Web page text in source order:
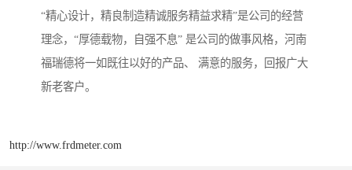
“精心设计，精良制造精诚服务精益求精”是公司的经营
理念，“厚德载物，自强不息” 是公司的做事风格，河南
福瑞德将一如既往以好的产品、 满意的服务，回报广大
新老客户。
http://www.frdmeter.com